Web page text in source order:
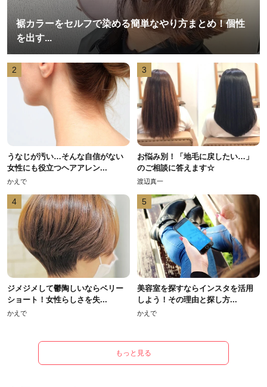
裾カラーをセルフで染める簡単なやり方まとめ！個性
を出す...
2
うなじが汚い…そんな自信がない
女性にも役立つヘアアレン...
かえで
3
お悩み別！「地毛に戻したい…」
のご相談に答えます☆
渡辺真一
4
ジメジメして鬱陶しいならベリー
ショート！女性らしさを失...
かえで
5
美容室を探すならインスタを活用
しよう！その理由と探し方...
かえで
もっと見る